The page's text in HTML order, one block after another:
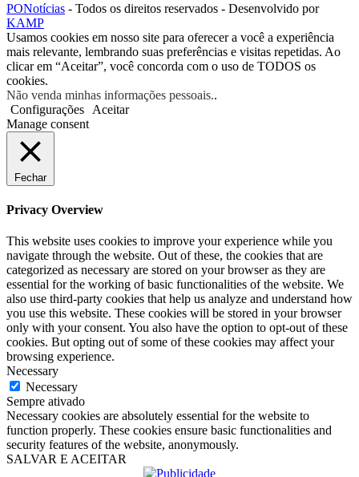
PONotícias - Todos os direitos reservados - Desenvolvido por
KAMP
Usamos cookies em nosso site para oferecer a você a experiência
mais relevante, lembrando suas preferências e visitas repetidas. Ao
clicar em “Aceitar”, você concorda com o uso de TODOS os
cookies.
Não venda minhas informações pessoais..
Configurações
Aceitar
Manage consent
Fechar
Privacy Overview
This website uses cookies to improve your experience while you
navigate through the website. Out of these, the cookies that are
categorized as necessary are stored on your browser as they are
essential for the working of basic functionalities of the website. We
also use third-party cookies that help us analyze and understand how
you use this website. These cookies will be stored in your browser
only with your consent. You also have the option to opt-out of these
cookies. But opting out of some of these cookies may affect your
browsing experience.
Necessary
Necessary
Sempre ativado
Necessary cookies are absolutely essential for the website to
function properly. These cookies ensure basic functionalities and
security features of the website, anonymously.
SALVAR E ACEITAR